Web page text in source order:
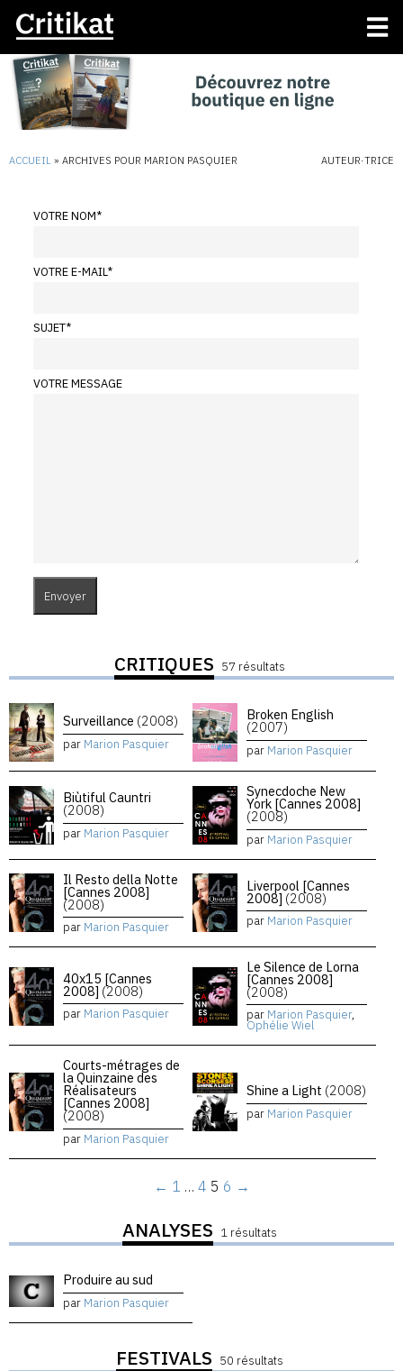
ACCUEIL » ARCHIVES POUR MARION PASQUIER AUTEUR·TRICE
VOTRE NOM*
VOTRE E-MAIL*
SUJET*
VOTRE MESSAGE
CRITIQUES 57 résultats
Surveillance (2008)
par Marion Pasquier
Broken English
(2007)
par Marion Pasquier
Biùtiful Cauntri
(2008)
par Marion Pasquier
Synecdoche New
York [Cannes 2008]
(2008)
par Marion Pasquier
Il Resto della Notte
[Cannes 2008]
(2008)
par Marion Pasquier
Liverpool [Cannes
2008] (2008)
par Marion Pasquier
40x15 [Cannes
2008] (2008)
par Marion Pasquier
Le Silence de Lorna
[Cannes 2008]
(2008)
par Marion Pasquier,
Ophélie Wiel
Courts-métrages de
la Quinzaine des
Réalisateurs
[Cannes 2008]
(2008)
par Marion Pasquier
Shine a Light (2008)
par Marion Pasquier
← 1 … 4 5 6 →
ANALYSES 1 résultats
Produire au sud
par Marion Pasquier
FESTIVALS 50 résultats